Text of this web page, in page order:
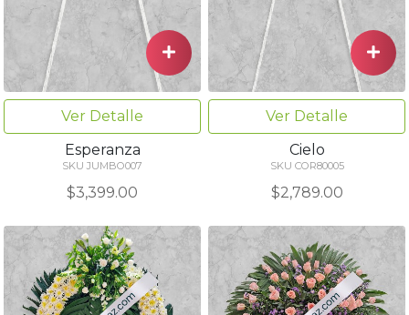
Ver Detalle
Esperanza
SKU JUMBO007
$3,399.00
Ver Detalle
Cielo
SKU COR80005
$2,789.00